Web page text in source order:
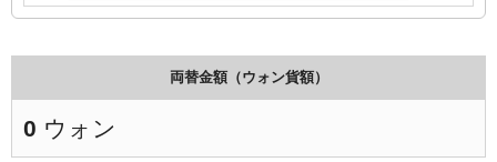
両替金額（ウォン貨額）
0 ウォン